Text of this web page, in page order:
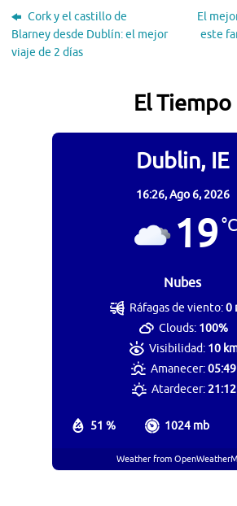
Cork y el castillo de
Blarney desde Dublín: el mejor
viaje de 2 días
El
este
El Tiempo
Dublin, IE
16:26,Ago 6, 2026
19°C
Nubes
51 % 1024 mb
Ráfagas de viento:0
Clouds: 100%
Visibilidad: 10
Amanecer:05:49
Atardecer:21:12
Weather from